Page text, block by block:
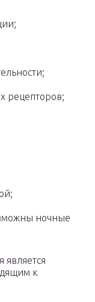
рецепторов;
ночные
к